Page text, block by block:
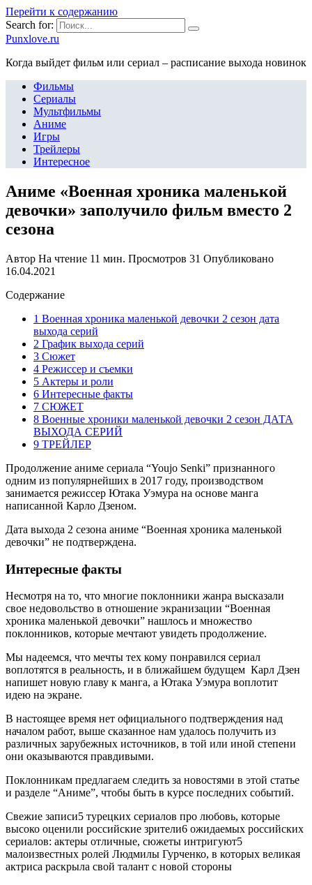
Перейти к содержанию
Search for:
Punxlove.ru
Когда выйдет фильм или сериал – расписание выхода новинок
Фильмы
Сериалы
Мультфильмы
Аниме
Игры
Трейлеры
Интересное
Аниме «Военная хроника маленькой
девочки» заполучило фильм вместо 2
сезона
Автор На чтение 11 мин. Просмотров 31 Опубликовано
16.04.2021
Содержание
1 Военная хроника маленькой девочки 2 сезон дата
выхода серий
2 График выхода серий
3 Сюжет
4 Режиссер и съемки
5 Актеры и роли
6 Интересные факты
7 СЮЖЕТ
8 Военные хроники маленькой девочки 2 сезон ДАТА
ВЫХОДА СЕРИЙ
9 ТРЕЙЛЕР
Продолжение аниме сериала “Youjo Senki” признанного
одним из популярнейших в 2017 году, производством
занимается режиссер Ютака Уэмура на основе манга
написанной Карло Дзеном.
Дата выхода 2 сезона аниме “Военная хроника маленькой
девочки” не подтверждена.
Интересные факты
Несмотря на то, что многие поклонники жанра высказали
свое недовольство в отношение экранизации “Военная
хроника маленькой девочки” нашлось и множество
поклонников, которые мечтают увидеть продолжение.
Мы надеемся, что мечты тех кому понравился сериал
воплотятся в реальность, и в ближайшем будущем Карл Дзен
напишет новую главу к манга, а Ютака Уэмура воплотит
идею на экране.
В настоящее время нет официального подтверждения над
началом работ, выше сказанное нам удалось получить из
различных зарубежных источников, в той или иной степени
они оказываются правдивыми.
Поклонникам предлагаем следить за новостями в этой статье
и разделе “Аниме”, чтобы быть в курсе последних событий.
Свежие записи5 турецких сериалов про любовь, которые
высоко оценили российские зрители6 ожидаемых российских
сериалов: актеры отличные, сюжеты интригуют5
малоизвестных ролей Людмилы Гурченко, в которых великая
актриса раскрыла свой талант с новой стороны